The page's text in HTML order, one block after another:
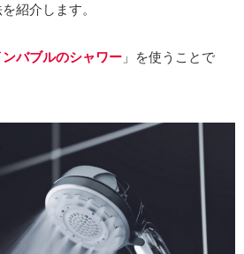
紹介します。
バブルのシャワー 」を使うことで